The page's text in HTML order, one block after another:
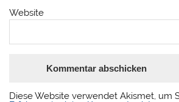
Website
Diese Website verwendet Akismet, um